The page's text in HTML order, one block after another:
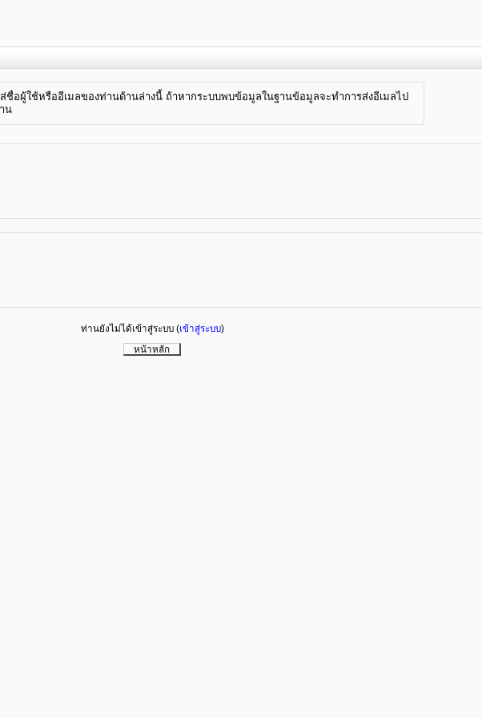
ชื่อผู้ใช้หรืออีเมลของท่านด้านล่างนี้ ถ้าหากระบบพบข้อมูลในฐานข้อมูลจะทำการส่งอีเมลไป
น
ท่านยังไม่ได้เข้าสู่ระบบ (เข้าสู่ระบบ)
หน้าหลัก